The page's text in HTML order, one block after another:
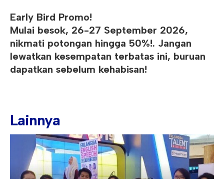
Early Bird Promo!
Mulai besok, 26-27 September 2026,
nikmati potongan hingga 50%!. Jangan
lewatkan kesempatan terbatas ini, buruan
dapatkan sebelum kehabisan!
Lainnya